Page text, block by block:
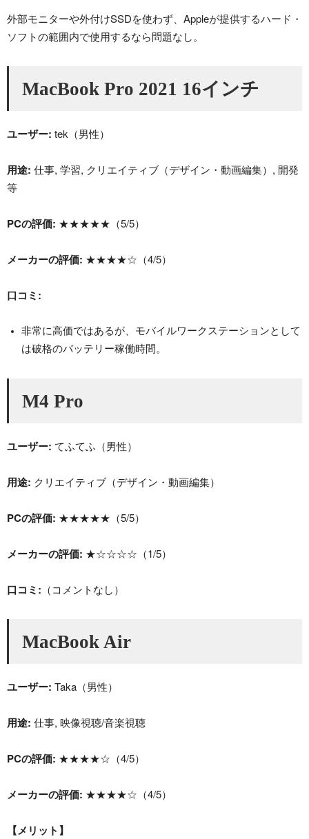
外部モニターや外付けSSDを使わず、Appleが提供するハード・
ソフトの範囲内で使用するなら問題なし。
MacBook Pro 2021 16インチ
ユーザー: tek（男性）
用途: 仕事, 学習, クリエイティブ（デザイン・動画編集）, 開発
等
PCの評価: ★★★★★（5/5）
メーカーの評価: ★★★★☆（4/5）
口コミ:
非常に高価ではあるが、モバイルワークステーションとして
は破格のバッテリー稼働時間。
M4 Pro
ユーザー: てふてふ（男性）
用途: クリエイティブ（デザイン・動画編集）
PCの評価: ★★★★★（5/5）
メーカーの評価: ★☆☆☆☆（1/5）
口コミ: （コメントなし）
MacBook Air
ユーザー: Taka（男性）
用途: 仕事, 映像視聴/音楽視聴
PCの評価: ★★★★☆（4/5）
メーカーの評価: ★★★★☆（4/5）
【メリット】